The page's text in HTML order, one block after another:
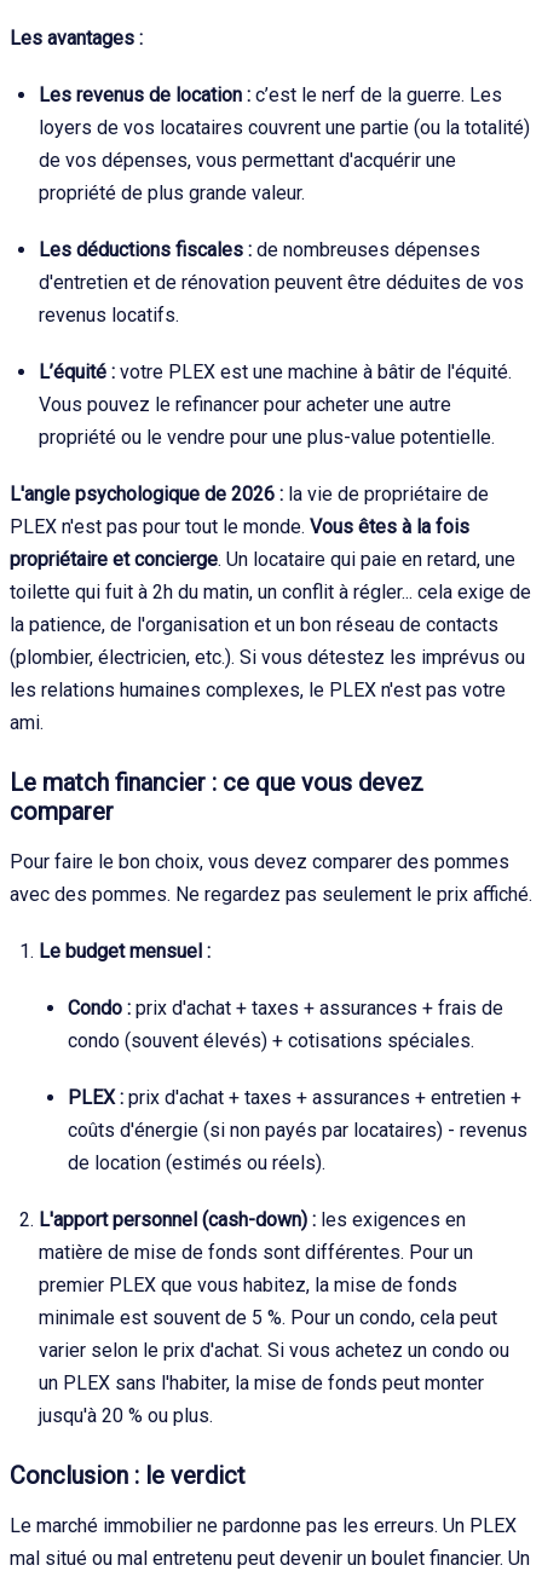
Les avantages :
Les revenus de location : c’est le nerf de la guerre. Les
loyers de vos locataires couvrent une partie (ou la totalité)
de vos dépenses, vous permettant d'acquérir une
propriété de plus grande valeur.
Les déductions fiscales : de nombreuses dépenses
d'entretien et de rénovation peuvent être déduites de vos
revenus locatifs.
L’équité : votre PLEX est une machine à bâtir de l'équité.
Vous pouvez le refinancer pour acheter une autre
propriété ou le vendre pour une plus-value potentielle.
L'angle psychologique de 2026 : la vie de propriétaire de
PLEX n'est pas pour tout le monde. Vous êtes à la fois
propriétaire et concierge. Un locataire qui paie en retard, une
toilette qui fuit à 2h du matin, un conflit à régler... cela exige de
la patience, de l'organisation et un bon réseau de contacts
(plombier, électricien, etc.). Si vous détestez les imprévus ou
les relations humaines complexes, le PLEX n'est pas votre
ami.
Le match financier : ce que vous devez
comparer
Pour faire le bon choix, vous devez comparer des pommes
avec des pommes. Ne regardez pas seulement le prix affiché.
Le budget mensuel :
Condo : prix d'achat + taxes + assurances + frais de
condo (souvent élevés) + cotisations spéciales.
PLEX : prix d'achat + taxes + assurances + entretien +
coûts d'énergie (si non payés par locataires) - revenus
de location (estimés ou réels).
L'apport personnel (cash-down) : les exigences en
matière de mise de fonds sont différentes. Pour un
premier PLEX que vous habitez, la mise de fonds
minimale est souvent de 5 %. Pour un condo, cela peut
varier selon le prix d'achat. Si vous achetez un condo ou
un PLEX sans l'habiter, la mise de fonds peut monter
jusqu'à 20 % ou plus.
Conclusion : le verdict
Le marché immobilier ne pardonne pas les erreurs. Un PLEX
mal situé ou mal entretenu peut devenir un boulet financier. Un